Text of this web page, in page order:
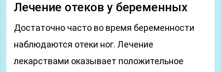
Лечение отеков у беременных
Достаточно часто во время беременности
наблюдаются отеки ног. Лечение
лекарствами оказывает положительное